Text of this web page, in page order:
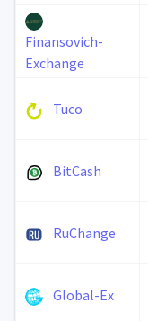
Finansovich-
Exchange
Tuco
BitCash
RuChange
Global-Ex